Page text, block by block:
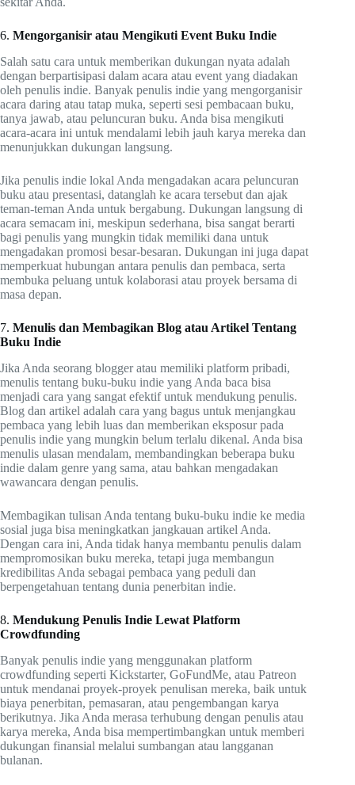
6. Mengorganisir atau Mengikuti Event Buku Indie
Salah satu cara untuk memberikan dukungan nyata adalah
dengan berpartisipasi dalam acara atau event yang diadakan
oleh penulis indie. Banyak penulis indie yang mengorganisir
acara daring atau tatap muka, seperti sesi pembacaan buku,
tanya jawab, atau peluncuran buku. Anda bisa mengikuti
acara-acara ini untuk mendalami lebih jauh karya mereka dan
menunjukkan dukungan langsung.
Jika penulis indie lokal Anda mengadakan acara peluncuran
buku atau presentasi, datanglah ke acara tersebut dan ajak
teman-teman Anda untuk bergabung. Dukungan langsung di
acara semacam ini, meskipun sederhana, bisa sangat berarti
bagi penulis yang mungkin tidak memiliki dana untuk
mengadakan promosi besar-besaran. Dukungan ini juga dapat
memperkuat hubungan antara penulis dan pembaca, serta
membuka peluang untuk kolaborasi atau proyek bersama di
masa depan.
7. Menulis dan Membagikan Blog atau Artikel Tentang
Buku Indie
Jika Anda seorang blogger atau memiliki platform pribadi,
menulis tentang buku-buku indie yang Anda baca bisa
menjadi cara yang sangat efektif untuk mendukung penulis.
Blog dan artikel adalah cara yang bagus untuk menjangkau
pembaca yang lebih luas dan memberikan eksposur pada
penulis indie yang mungkin belum terlalu dikenal. Anda bisa
menulis ulasan mendalam, membandingkan beberapa buku
indie dalam genre yang sama, atau bahkan mengadakan
wawancara dengan penulis.
Membagikan tulisan Anda tentang buku-buku indie ke media
sosial juga bisa meningkatkan jangkauan artikel Anda.
Dengan cara ini, Anda tidak hanya membantu penulis dalam
mempromosikan buku mereka, tetapi juga membangun
kredibilitas Anda sebagai pembaca yang peduli dan
berpengetahuan tentang dunia penerbitan indie.
8. Mendukung Penulis Indie Lewat Platform
Crowdfunding
Banyak penulis indie yang menggunakan platform
crowdfunding seperti Kickstarter, GoFundMe, atau Patreon
untuk mendanai proyek-proyek penulisan mereka, baik untuk
biaya penerbitan, pemasaran, atau pengembangan karya
berikutnya. Jika Anda merasa terhubung dengan penulis atau
karya mereka, Anda bisa mempertimbangkan untuk memberi
dukungan finansial melalui sumbangan atau langganan
bulanan.